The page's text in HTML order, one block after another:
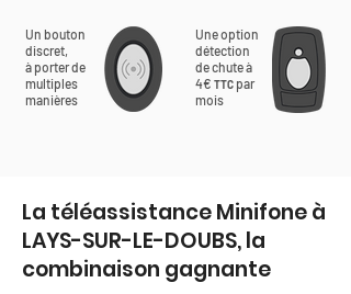
Un bouton
discret,
à porter de
multiples
manières
Une option
détection
de chute à
4€ TTC par
mois
La téléassistance Minifone à
LAYS-SUR-LE-DOUBS, la
combinaison gagnante